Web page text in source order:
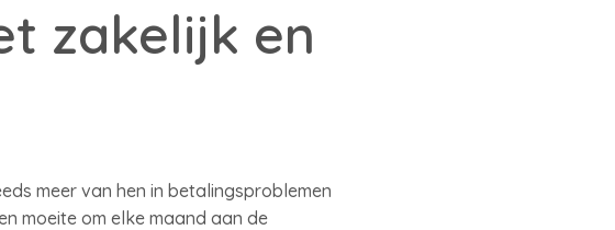
zakelijk en
meer van hen in betalingsproblemen
moeite om elke maand aan de